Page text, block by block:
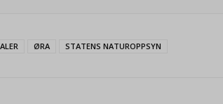
ØRA STATENS NATUROPPSYN